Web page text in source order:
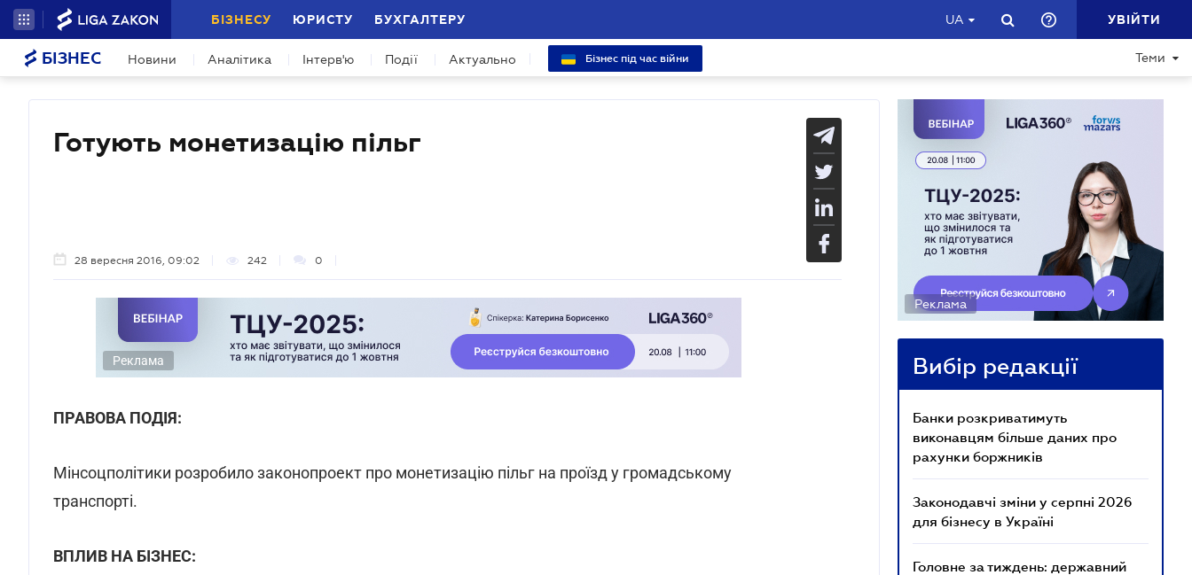
БІЗНЕСУ ЮРИСТУ БУХГАЛТЕРУ UA УВІЙТИ
БІЗНЕС Новини Аналітика Інтерв'ю Події Актуально Бізнес під час війни Теми
Готують монетизацію пільг
28 вересня 2016, 09:02 242 0
Реклама
ПРАВОВА ПОДІЯ:
Мінсоцполітики розробило законопроект про монетизацію пільг на проїзд у громадському
транспорті.
ВПЛИВ НА БІЗНЕС:
Реклама
Вибір редакції
Банки розкриватимуть
виконавцям більше даних про
рахунки боржників
Законодавчі зміни у серпні 2026
для бізнесу в Україні
Головне за тиждень: державний